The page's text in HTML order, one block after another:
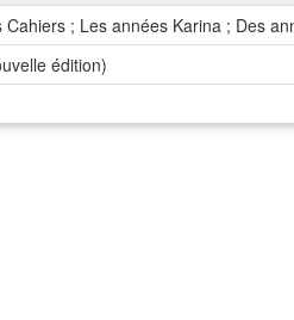
; Les années Karina ; Des
édition)